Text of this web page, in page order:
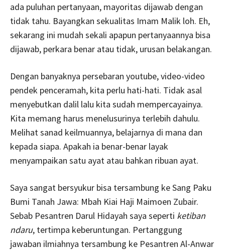
ada puluhan pertanyaan, mayoritas dijawab dengan
tidak tahu. Bayangkan sekualitas Imam Malik loh. Eh,
sekarang ini mudah sekali apapun pertanyaannya bisa
dijawab, perkara benar atau tidak, urusan belakangan.
Dengan banyaknya persebaran youtube, video-video
pendek penceramah, kita perlu hati-hati. Tidak asal
menyebutkan dalil lalu kita sudah mempercayainya.
Kita memang harus menelusurinya terlebih dahulu.
Melihat sanad keilmuannya, belajarnya di mana dan
kepada siapa. Apakah ia benar-benar layak
menyampaikan satu ayat atau bahkan ribuan ayat.
Saya sangat bersyukur bisa tersambung ke Sang Paku
Bumi Tanah Jawa: Mbah Kiai Haji Maimoen Zubair.
Sebab Pesantren Darul Hidayah saya seperti ketiban
ndaru, tertimpa keberuntungan. Pertanggung
jawaban ilmiahnya tersambung ke Pesantren Al-Anwar